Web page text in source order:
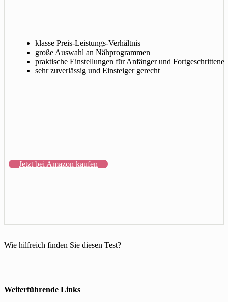
klasse Preis-Leistungs-Verhältnis
große Auswahl an Nähprogrammen
praktische Einstellungen für Anfänger und Fortgeschrittene
sehr zuverlässig und Einsteiger gerecht
Jetzt bei Amazon kaufen
Wie hilfreich finden Sie diesen Test?
Weiterführende Links